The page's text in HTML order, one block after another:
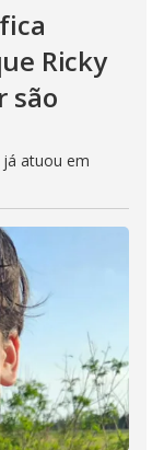
Ricky
são
já atuou em